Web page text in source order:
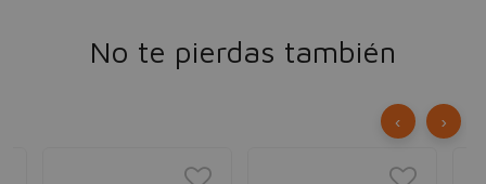
No te pierdas también
‹ ›